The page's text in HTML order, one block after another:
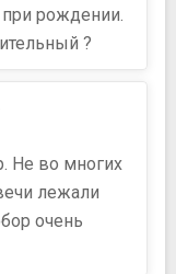
рождении.
?
Не во многих
лежали
очень